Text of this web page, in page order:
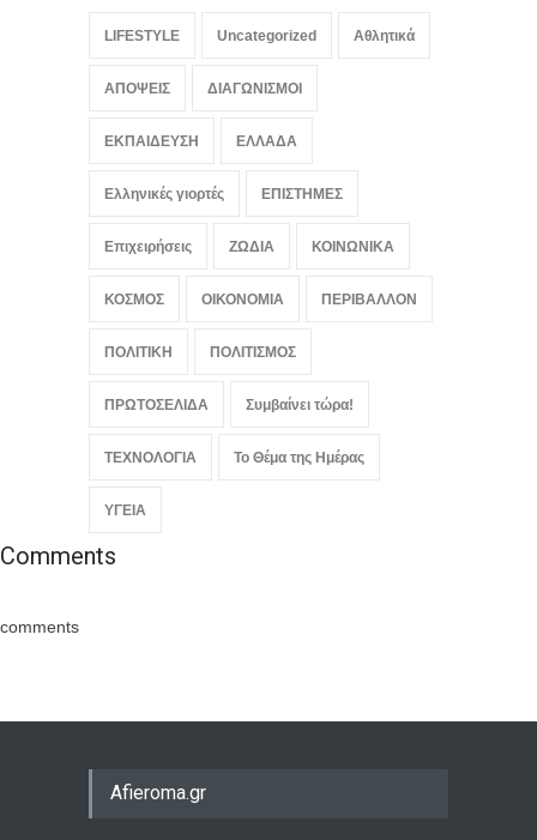
δεδομένα
LIFESTYLE Uncategorized Αθλητικά
ΑΠΟΨΕΙΣ ΔΙΑΓΩΝΙΣΜΟΙ
ΕΚΠΑΙΔΕΥΣΗ ΕΛΛΑΔΑ
Ελληνικές γιορτές ΕΠΙΣΤΗΜΕΣ
Επιχειρήσεις ΖΩΔΙΑ ΚΟΙΝΩΝΙΚΑ
ΚΟΣΜΟΣ ΟΙΚΟΝΟΜΙΑ ΠΕΡΙΒΑΛΛΟΝ
ΠΟΛΙΤΙΚΗ ΠΟΛΙΤΙΣΜΟΣ
ΠΡΩΤΟΣΕΛΙΔΑ Συμβαίνει τώρα!
ΤΕΧΝΟΛΟΓΙΑ Το Θέμα της Ημέρας
ΥΓΕΙΑ
Comments
comments
Afieroma.gr